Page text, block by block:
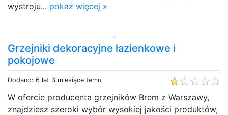
wystroju... pokaż więcej »
Grzejniki dekoracyjne łazienkowe i
pokojowe
Dodano: 6 lat 3 miesiące temu
W ofercie producenta grzejników Brem z Warszawy,
znajdziesz szeroki wybór wysokiej jakości produktów,